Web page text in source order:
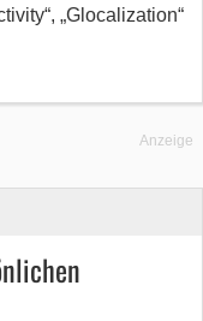
„Glocalization“
Anzeige